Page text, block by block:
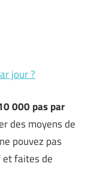
jour ?
000 pas par
des moyens de
pouvez pas
et faites de